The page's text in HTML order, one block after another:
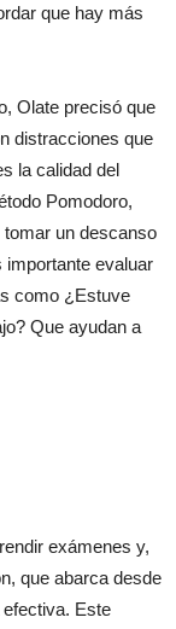
que hay más
Olate precisó que
distracciones que
la calidad del
Pomodoro,
un descanso
importante evaluar
como ¿Estuve
Que ayudan a
exámenes y,
que abarca desde
Este